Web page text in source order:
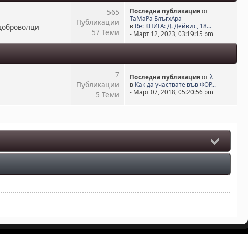
565
Публикации
57 Теми
Последна публикация от
ТаМаРа БлъгхАра
в Re: КНИГА: Д. Дейвис, 18...
- Март 12, 2023, 03:19:15 pm
7
Публикации
5 Теми
Последна публикация от λ
в Как да участвате във ФОР...
- Март 07, 2018, 05:20:56 pm